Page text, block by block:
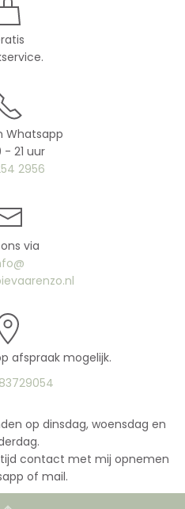
Whatsapp
- 21 uur
2956
via
afspraak mogelijk.
op dinsdag, woensdag en
contact met mij opnemen
of mail.